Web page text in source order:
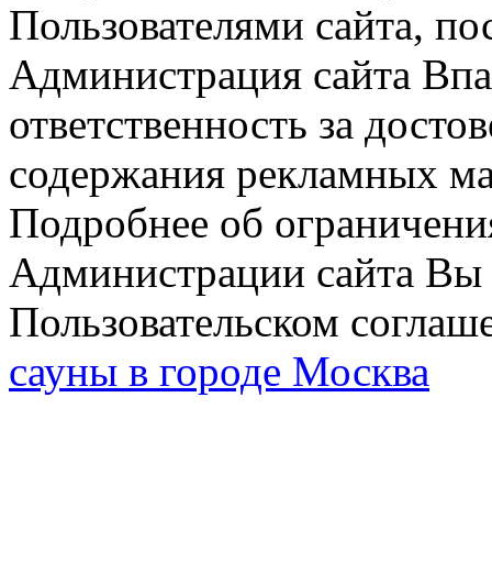
Пользователями сайта,
Администрация сайта
ответственность за
содержания рекламных
Подробнее об
Администрации сайта Вы
Пользовательском
сауны в городе Москва